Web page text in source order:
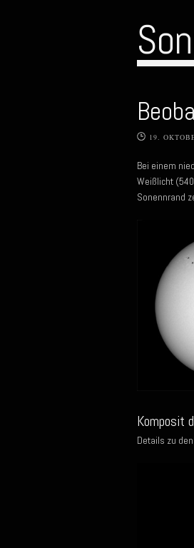
19.
Bei einem
Weißlicht
Sonennrand
Komposit
Details zu